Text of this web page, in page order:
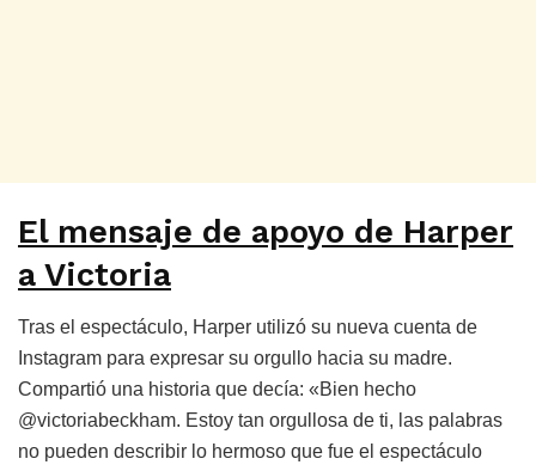
El mensaje de apoyo de Harper
a Victoria
Tras el espectáculo, Harper utilizó su nueva cuenta de
Instagram para expresar su orgullo hacia su madre.
Compartió una historia que decía: «Bien hecho
@victoriabeckham. Estoy tan orgullosa de ti, las palabras
no pueden describir lo hermoso que fue el espectáculo